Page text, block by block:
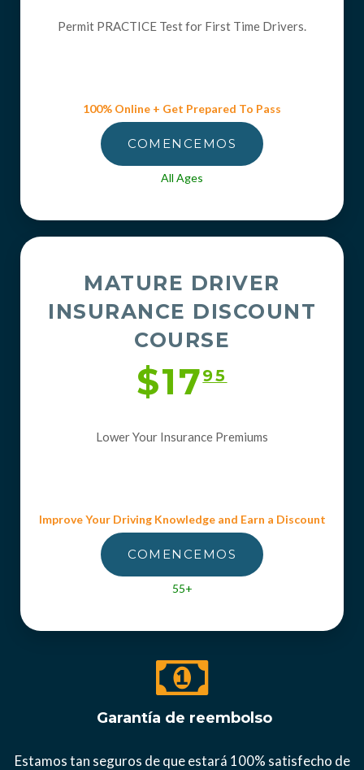
Permit PRACTICE Test for First Time Drivers.
100% Online + Get Prepared To Pass
COMENCEMOS
All Ages
MATURE DRIVER
INSURANCE DISCOUNT
COURSE
$1795
Lower Your Insurance Premiums
Improve Your Driving Knowledge and Earn a Discount
COMENCEMOS
55+
Garantía de reembolso
Estamos tan seguros de que estará 100% satisfecho de